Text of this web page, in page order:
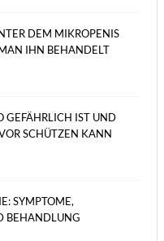
DEM MIKROPENIS
IHN BEHANDELT
GEFÄHRLICH IST UND
SCHÜTZEN KANN
SYMPTOME,
BEHANDLUNG